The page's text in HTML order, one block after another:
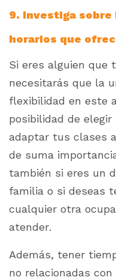
9. Investiga
horarios que
Si eres alguien que
necesitarás que la
flexibilidad en este
posibilidad de
adaptar tus clases
de suma
también si eres un
familia o si deseas
cualquier otra
atender.
Además, tener
no relacionadas